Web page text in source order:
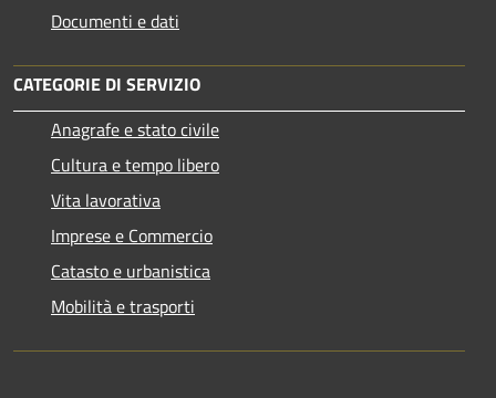
Documenti e dati
CATEGORIE DI SERVIZIO
Anagrafe e stato civile
Cultura e tempo libero
Vita lavorativa
Imprese e Commercio
Catasto e urbanistica
Mobilità e trasporti